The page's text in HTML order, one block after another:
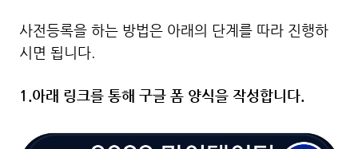
사전등록을 하는 방법은 아래의 단계를 따라 진행하
시면 됩니다.
1.아래 링크를 통해 구글 폼 양식을 작성합니다.